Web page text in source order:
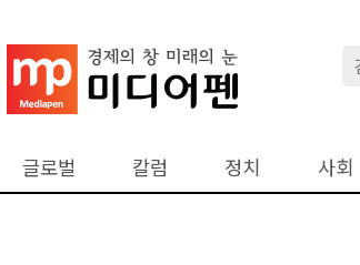
글로벌 칼럼 정치 사회